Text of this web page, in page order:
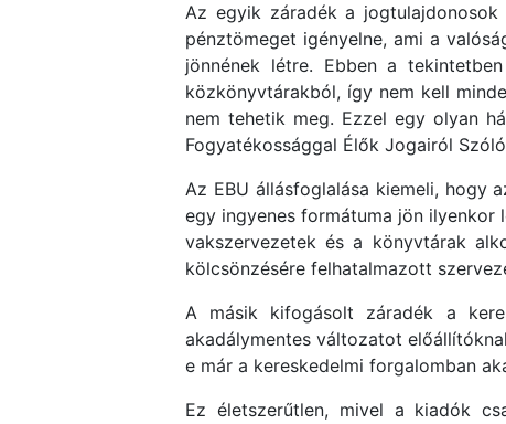
Az egyik záradék a
pénztömeget igényelne, ami a
jönnének létre. Ebben a
közkönyvtárakból, így nem kell
nem tehetik meg. Ezzel egy olyan
Fogyatékossággal Élők Jogairól
Az EBU állásfoglalása kiemeli, hogy
egy ingyenes formátuma jön ilyenkor
vakszervezetek és a könyvtárak
kölcsönzésére felhatalmazott
A másik kifogásolt záradék a
akadálymentes változatot
e már a kereskedelmi forgalomban
Ez életszerűtlen, mivel a kiadók